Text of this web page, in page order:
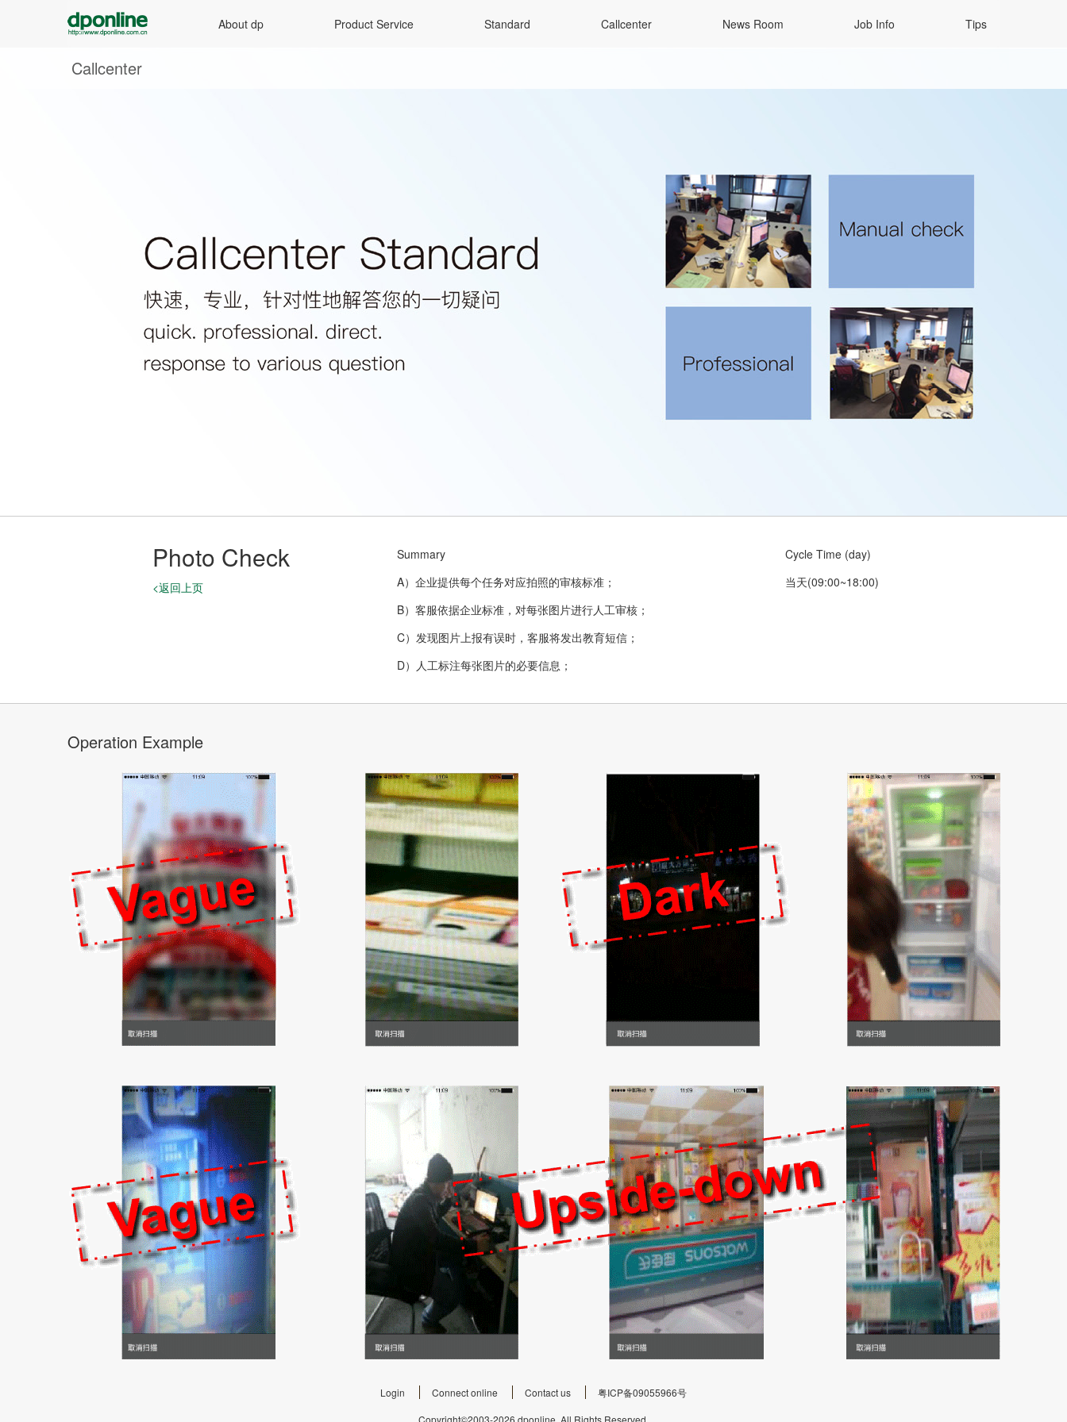
About dp Product Service Standard Callcenter News Room Job Info Tips
Callcenter
Photo Check
<返回上页
Summary
A）企业提供每个任务对应拍照的审核标准；
B）客服依据企业标准，对每张图片进行人工审核；
C）发现图片上报有误时，客服将发出教育短信；
D）人工标注每张图片的必要信息；
Cycle Time (day)
当天(09:00~18:00)
Operation Example
Login Connect online Contact us
粤ICP备09055966号
Copyright©2003-2026 dponline. All Rights Reserved.